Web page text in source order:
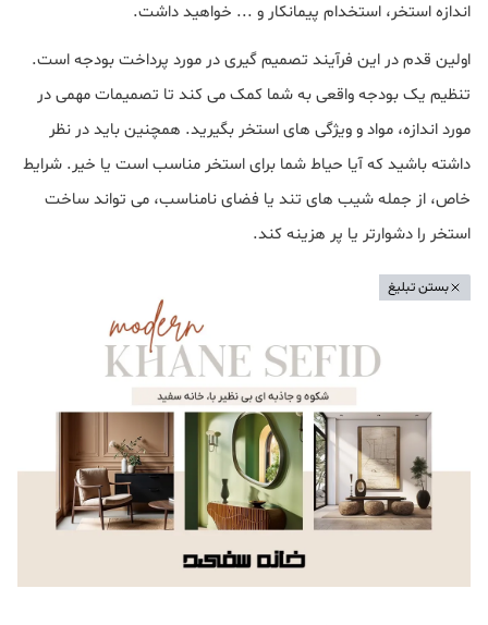
اندازه استخر، استخدام پیمانکار و ... خواهید داشت.
اولین قدم در این فرآیند تصمیم گیری در مورد پرداخت بودجه است.
تنظیم یک بودجه واقعی به شما کمک می کند تا تصمیمات مهمی در
مورد اندازه، مواد و ویژگی های استخر بگیرید. همچنین باید در نظر
داشته باشید که آیا حیاط شما برای استخر مناسب است یا خیر. شرایط
خاص، از جمله شیب های تند یا فضای نامناسب، می تواند ساخت
استخر را دشوارتر یا پر هزینه کند.
بستن تبلیغ